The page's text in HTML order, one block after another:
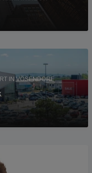
IN VÖSENDORF